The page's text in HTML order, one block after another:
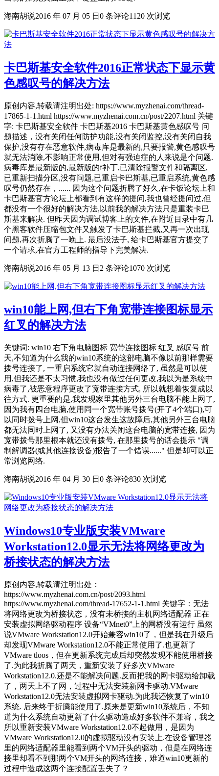
海南胡说2016 年 07 月 05 日 0 条评论1120 次浏览
卡巴斯基安全软件2016正常状态下显示黄
色感叹号的解决方法
原创内容,转载请注明出处: https://www.myzhenai.com/thread-
17865-1-1.html https://www.myzhenai.com.cn/post/2207.html 关键
字: 卡巴斯基安全软件 卡巴斯基2016 卡巴斯基黄色感叹号 问
题描述，没有关闭任何防护功能,没有关闭监控,没有关闭自我
保护,没有存在恶意软件,病毒库是最新的,只要报警,黄色感叹号
就无法消除,不影响正常使用,但对有强迫症的人来说是个问题.
病毒库是最新版的,最新版的f补丁,已清除报警文件和隔离区,
已重新扫描分区,没有问题,已重启卡巴斯基,已重启系统,黄色感
叹号仍然存在，...... 因为这个问题折腾了好久,在卡饭论坛上和
卡巴斯基官方论坛上都看到有这样的提问,我也曾经提问过,但
都没有一个很好的解决方法,以前我的解决方法只是重装卡巴
斯基来解决. 但昨天因为调试博客上的文件,在附近目录中有几
个黑客软件压缩包文件又触发了卡巴斯基拦截,又再一次出现
问题,再次折腾了一晚上. 最后没法子, 给卡巴斯基官方提交了
一个请求,在官方工程师的指导下完美解决.
海南胡说2016 年 05 月 13 日 2 条评论1070 次浏览
win10能上网,但右下角宽带连接图标显示
红叉的解决方法
关键词: win10 右下角电脑图标 宽带连接图标 红叉 感叹号 前
天,不知道为什么我的win10系统的这部电脑不像以前那样需要
拨号连接了, 一重启系统它就自动连接网络了, 虽然是可以使
用,但我还是不太习惯,我也没有做过任何更改,我以为是系统中
病毒了,被恶意程序更改了宽带连接方式, 所以就想着恢复成以
往方式. 更重要的是,我发现家里其他另外三台电脑不能上网了,
因为我有四台电脑,使用同一个宽带账号拨号(开了4个端口),可
以同时拨号上网,但win10这台发生这故障后,其他另外三台电脑
都无法同时上网了, 又没有办法关闭这台电脑的宽带连接, 因为
宽带拨号那里根本就还没有拨号, 在那里拨号的话会提示 "调
制解调器(或其他连接设备)报告了一个错误......" 但是却可以正
常浏览网络.
海南胡说2016 年 04 月 30 日 0 条评论830 次浏览
Windows10专业版安装VMware
Workstation12.0显示无法将网络更改为
桥接状态的解决方法
原创内容,转载请注明出处：
https://www.myzhenai.com.cn/post/2093.html
https://www.myzhenai.com/thread-17652-1-1.html 关键字：无法
将网络更改为桥接状态，没有未桥接的主机网络适配器 正在
安装虚拟网络驱动程序 设备“VMnet0”上的网桥没有运行 虽然
说VMware Workstation12.0开始兼容win10了，但是我在升级后
却发现VMware Workstation12.0不能正常使用了.也更新了
VMware tloos，但在更新系统完成后却突然发现不能使用桥接
了.为此我折腾了两天，重新安装了好多次VMware
Workstation12.0.还是不能解决问题.反而把我的网卡驱动给卸载
了，两天上不了网，过程中无法安装新网卡驱动.VMware
Workstation12.0无法安装虚拟网卡驱动.为此我还恢复了win10
系统. 后来终于折腾能使用了.原来是更新win10系统后，不知
道为什么系统自动更新了什么驱动造成好多软件不兼容，我之
所以重新安装VMware Workstation12.0不起做用，是因为
VMware Workstation12.0的虚拟驱动没有安装上.在设备管理器
里的网络适配器里能看到两个VM开头的驱动，但是在网络连
接里却看不到那两个VM开头的网络连接，难道win10更新的
过程中造成这两个连接配置丢失了？